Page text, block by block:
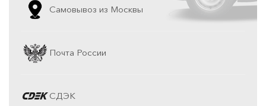
Самовывоз из Москвы
Почта России
СДЭК